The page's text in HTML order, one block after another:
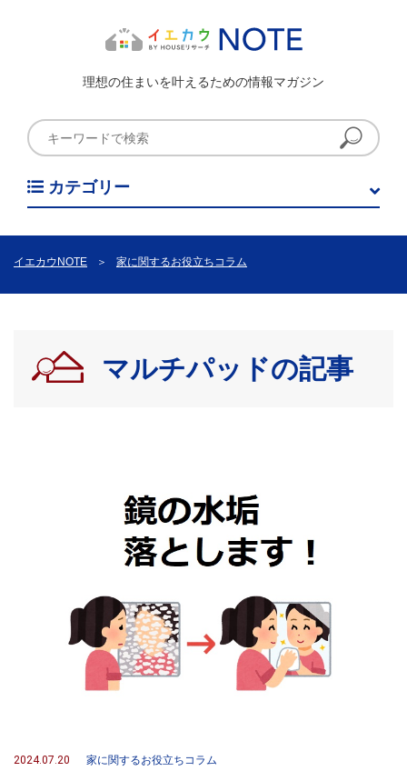
理想の住まいを叶えるための情報マガジン
カテゴリー
イエカウNOTE ＞ 家に関するお役立ちコラム
マルチパッドの記事
2024.07.20 家に関するお役立ちコラム